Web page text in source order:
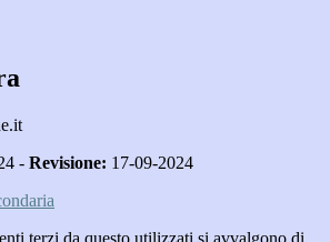
- Revisione: 17-09-2024